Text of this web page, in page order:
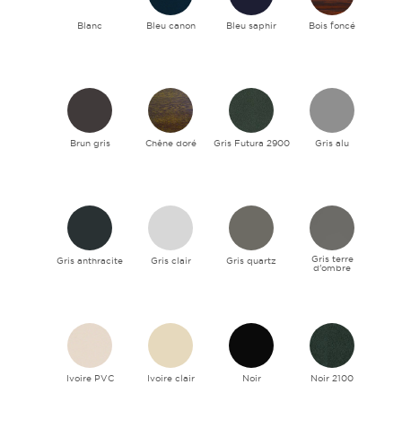
Blanc Bleu canon Bleu saphir Bois foncé
Brun gris Chêne doré Gris Futura 2900 Gris alu
Gris anthracite Gris clair Gris quartz Gris terre
d'ombre
Ivoire PVC Ivoire clair Noir Noir 2100